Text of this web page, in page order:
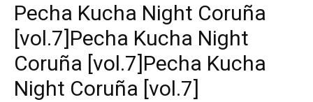
Pecha Kucha Night Coruña
[vol.7] Pecha Kucha Night
Coruña [vol.7] Pecha Kucha
Night Coruña [vol.7]